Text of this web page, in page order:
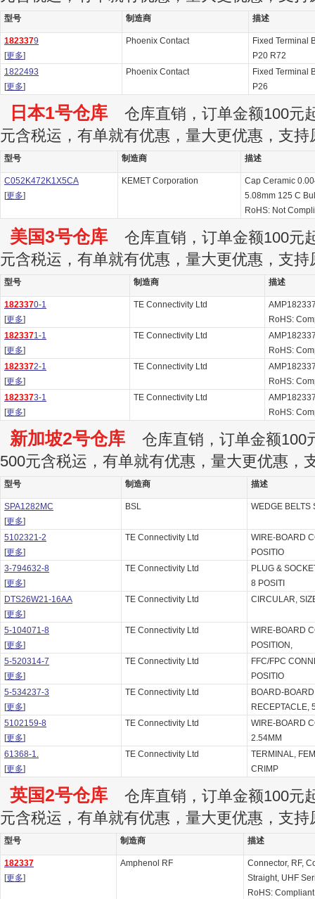
型号 制造商 描述
1823379
[更多]
Phoenix Contact
Fixed Terminal
P20 R72
1822493
[更多]
Phoenix Contact
Fixed Terminal
P26
日本1号仓库 仓库直销，订单金额100元
元含税运，有单就有优惠，量大更优惠，支持
型号 制造商 描述
C052K472K1X5CA
[更多]
KEMET Corporation
Cap Ceramic
5.08mm 125 C
RoHS: Not
美国3号仓库 仓库直销，订单金额100元
元含税运，有单就有优惠，量大更优惠，支持
型号 制造商 描述
1823370-1
[更多]
TE Connectivity Ltd
RoHS:
1823371-1
[更多]
TE Connectivity Ltd
RoHS:
1823372-1
[更多]
TE Connectivity Ltd
RoHS:
1823373-1
[更多]
TE Connectivity Ltd
RoHS:
新加坡2号仓库 仓库直销，订单金额100
500元含税运，有单就有优惠，量大更优惠，
型号 制造商 描述
SPA1282MC
[更多]
BSL WEDGE BELTS
5102321-2
[更多]
TE Connectivity Ltd
WIRE-BOARD
POSITIO
3-794632-8
[更多]
TE Connectivity Ltd
PLUG &
8 POSITI
DTS26W21-16AA
[更多]
TE Connectivity Ltd CIRCULAR,
5-104071-8
[更多]
TE Connectivity Ltd
WIRE-BOARD
POSITION,
5-520314-7
[更多]
TE Connectivity Ltd
FFC/FPC
POSITIO
5-534237-3
[更多]
TE Connectivity Ltd
BOARD-
RECEPTACLE,
5102159-8
[更多]
TE Connectivity Ltd
WIRE-BOARD
2.54MM
61368-1.
[更多]
TE Connectivity Ltd
TERMINAL,
CRIMP
英国2号仓库 仓库直销，订单金额100元
元含税运，有单就有优惠，量大更优惠，支持
型号 制造商 描述
182337
[更多]
Amphenol RF
Connector, RF,
Straight, UHF
RoHS: Compliant